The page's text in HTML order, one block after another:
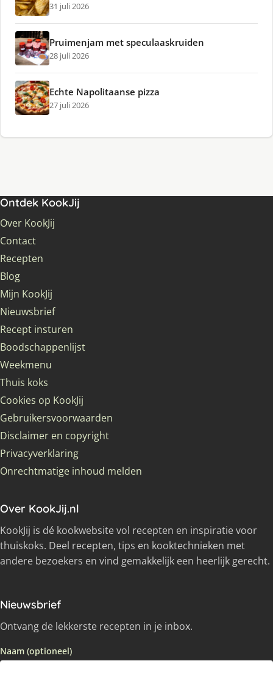
31 juli 2026
Pruimenjam met speculaaskruiden
28 juli 2026
Echte Napolitaanse pizza
27 juli 2026
Ontdek KookJij
Over KookJij
Contact
Recepten
Blog
Mijn KookJij
Nieuwsbrief
Recept insturen
Boodschappenlijst
Weekmenu
Thuis koks
Cookies op KookJij
Gebruikersvoorwaarden
Disclaimer en copyright
Privacyverklaring
Onrechtmatige inhoud melden
Over KookJij.nl
KookJij is dé kookwebsite vol recepten en inspiratie voor
thuiskoks. Deel recepten, tips en kooktechnieken met
andere bezoekers en vind gemakkelijk een heerlijk gerecht.
Nieuwsbrief
Ontvang de lekkerste recepten in je inbox.
Naam (optioneel)